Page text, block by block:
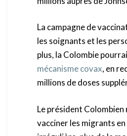
La campagne de
les soignants et les
plus, la Colombie
mécanisme covax, en
millions de doses
Le président Colombien
vacciner les migrants